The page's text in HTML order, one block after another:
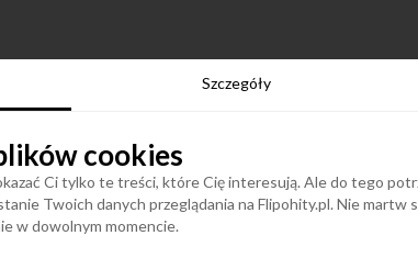
Szczegóły
cookies
Ci tylko te treści, które Cię interesują. Ale do tego
Twoich danych przeglądania na Flipohity.pl. Nie martw
w dowolnym momencie.